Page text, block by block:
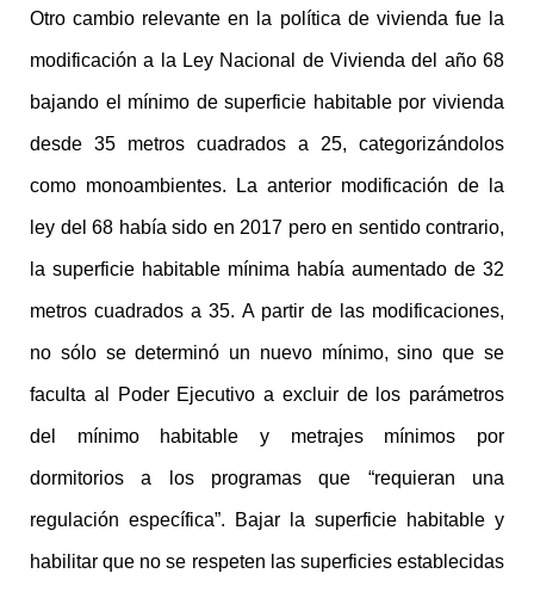
Otro cambio relevante en la política de vivienda fue la
modificación a la Ley Nacional de Vivienda del año 68
bajando el mínimo de superficie habitable por vivienda
desde 35 metros cuadrados a 25, categorizándolos
como monoambientes. La anterior modificación de la
ley del 68 había sido en 2017 pero en sentido contrario,
la superficie habitable mínima había aumentado de 32
metros cuadrados a 35. A partir de las modificaciones,
no sólo se determinó un nuevo mínimo, sino que se
faculta al Poder Ejecutivo a excluir de los parámetros
del mínimo habitable y metrajes mínimos por
dormitorios a los programas que “requieran una
regulación específica”. Bajar la superficie habitable y
habilitar que no se respeten las superficies establecidas